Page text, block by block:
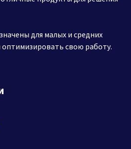
для малых и средних
свою работу.